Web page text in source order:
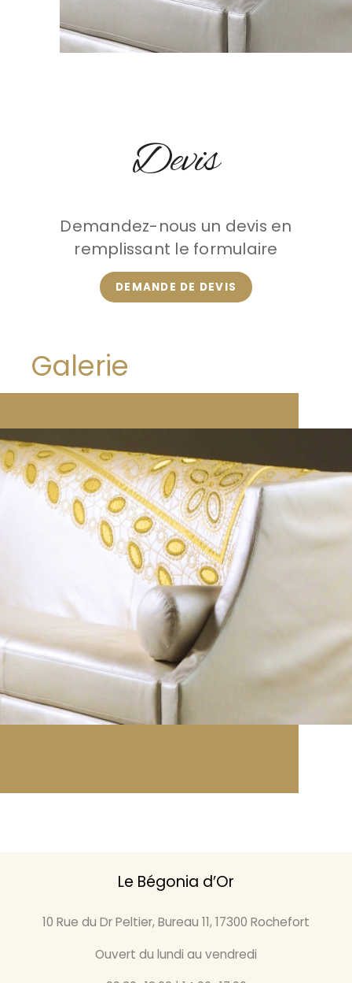
Devis
Demandez-nous un devis en
remplissant le formulaire
DEMANDE DE DEVIS
Galerie
Le Bégonia d’Or
10 Rue du Dr Peltier, Bureau 11, 17300 Rochefort
Ouvert du lundi au vendredi